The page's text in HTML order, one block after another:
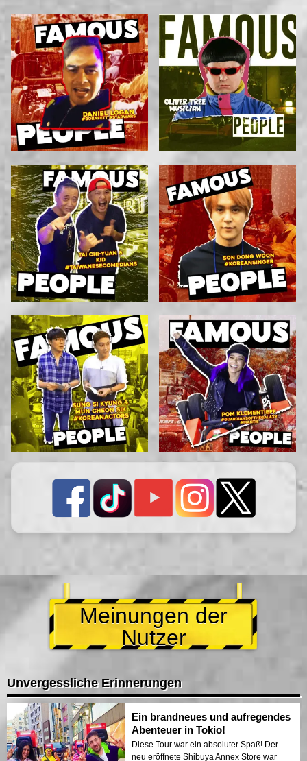
Meinungen der
Nutzer
Unvergessliche Erinnerungen
Ein brandneues und aufregendes
Abenteuer in Tokio!
Diese Tour war ein absoluter Spaß! Der
neu eröffnete Shibuya Annex Store war